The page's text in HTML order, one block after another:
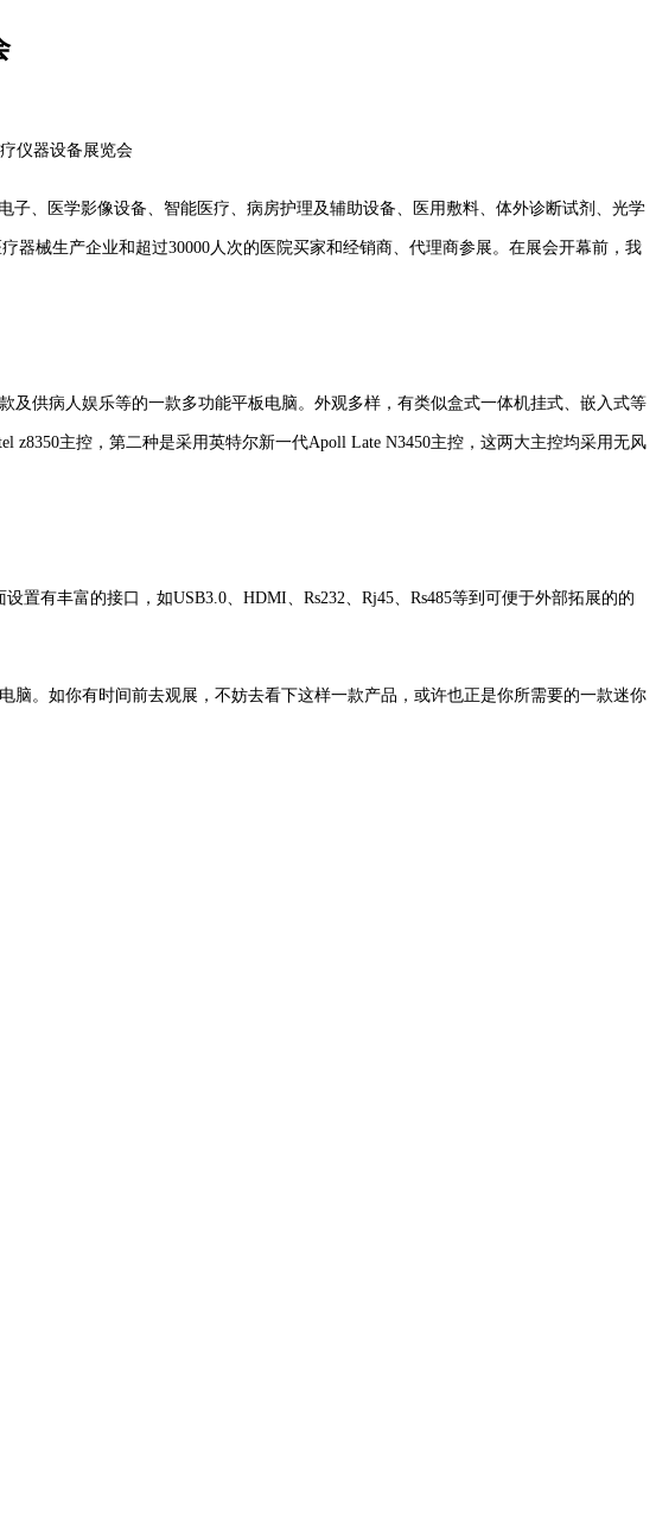
仪器设备展览会
、医学影像设备、智能医疗、病房护理及辅助设备、医用敷料、体外诊断试剂、光学
械生产企业和超过30000人次的医院买家和经销商、代理商参展。在展会开幕前，我
供病人娱乐等的一款多功能平板电脑。外观多样，有类似盒式一体机挂式、嵌入式等
主控，第二种是采用英特尔新一代Apoll Late N3450主控，这两大主控均采用无风
有丰富的接口，如USB3.0、HDMI、Rs232、Rj45、Rs485等到可便于外部拓展的的
脑。如你有时间前去观展，不妨去看下这样一款产品，或许也正是你所需要的一款迷你